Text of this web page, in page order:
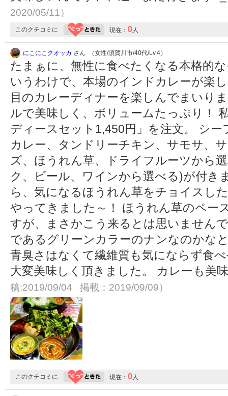
2020/05/11）
このクチコミに 現在： 0人
にこにこクオッカ さん （女性/須賀川市/40代/Lv.4）
たまぁに、無性に食べたくなる本格的
いうわけで、本場のインドカレーが楽
目のカレーディナーを楽しんでまいり
ルで美味しく、ボリュームたっぷり！
ディースセット1,450円」を注文。 シ
カレー、タンドリーチキン、サモサ、
ズ、ほうれん草、ドライフルーツから
ク、ビール、ワインから選べる)が付き
ら、気になるほうれん草をチョイスし
やってきました～！ ほうれん草のペー
すが、まさかこう来るとは思いません
であるグリーンカラーのナンなのかな
青臭さはなくて繊維質も気にならず食
大変美味しく頂きました。 カレーも美
稿:2019/09/04 掲載：2019/09/09）
このクチコミに 現在： 0人